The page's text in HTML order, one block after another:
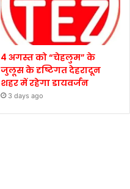
4 अगस्त को “चेहलुम” के
जुलूस के दृष्टिगत देहरादून
शहर में रहेगा डायवर्जन
3 days ago